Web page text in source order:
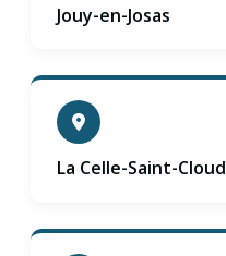
Jouy-en-Josas
La Celle-Saint-Cloud